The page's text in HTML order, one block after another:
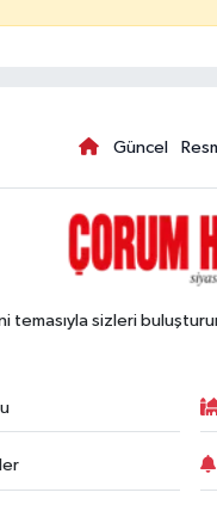
Güncel
temasıyla sizleri